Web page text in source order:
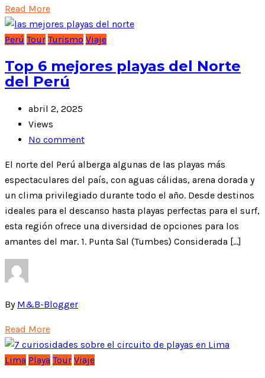
Read More
Perú Tour Turismo Viaje
Top 6 mejores playas del Norte
del Perú
abril 2, 2025
Views
No comment
El norte del Perú alberga algunas de las playas más
espectaculares del país, con aguas cálidas, arena dorada y
un clima privilegiado durante todo el año. Desde destinos
ideales para el descanso hasta playas perfectas para el surf,
esta región ofrece una diversidad de opciones para los
amantes del mar. 1. Punta Sal (Tumbes) Considerada […]
By M&B-Blogger
Read More
Lima Playa Tour Viaje